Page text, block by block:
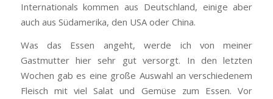
Internationals kommen aus Deutschland, einige aber
auch aus Südamerika, den USA oder China.
Was das Essen angeht, werde ich von meiner
Gastmutter hier sehr gut versorgt. In den letzten
Wochen gab es eine große Auswahl an verschiedenem
Fleisch mit viel Salat und Gemüse zum Essen. Vor